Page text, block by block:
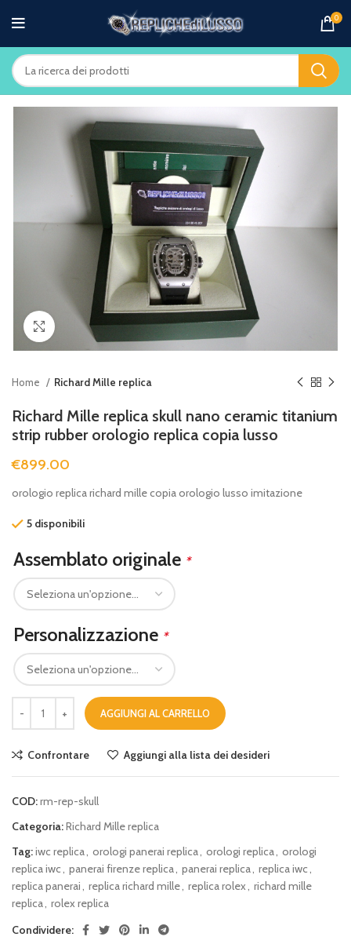
0
Clicca per ingrandire
Home Richard Mille replica
Richard Mille replica skull nano ceramic titanium
strip rubber orologio replica copia lusso
€899.00
orologio replica richard mille copia orologio lusso imitazione
5 disponibili
Assemblato originale *
Personalizzazione *
AGGIUNGI AL CARRELLO
Confrontare Aggiungi alla lista dei desideri
COD:rm-rep-skull
Categoria:Richard Mille replica
Tag:iwc replica, orologi panerai replica, orologi replica, orologi
replica iwc, panerai firenze replica, panerai replica, replica iwc,
replica panerai, replica richard mille, replica rolex, richard mille
replica, rolex replica
Condividere: